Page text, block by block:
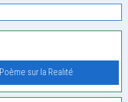
Poème sur la Realité